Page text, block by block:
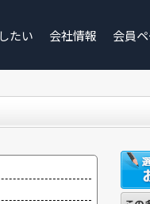
たい 会社情報 会員